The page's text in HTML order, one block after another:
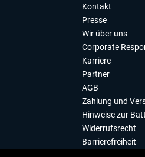
Kontakt
Presse
Wir über uns
Corporate
Karriere
Partner
AGB
Zahlung und
Hinweise zur
Widerrufsrecht
Barrierefreiheit